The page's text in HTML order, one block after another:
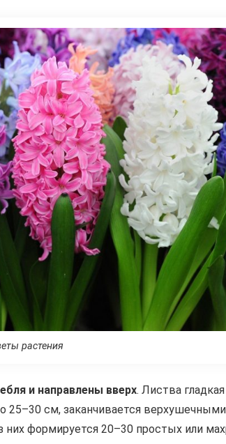
растения
и направлены вверх. Листва
25–30 см, заканчивается верхушечными
формируется 20–30 простых или